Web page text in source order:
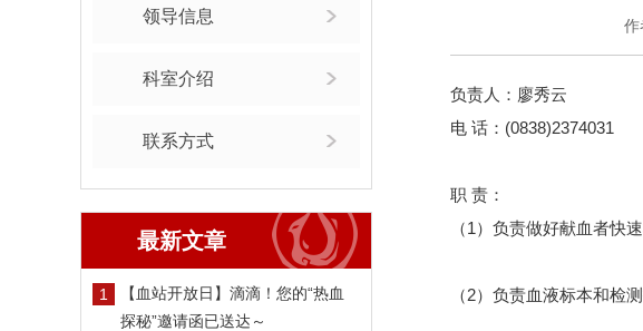
领导信息
科室介绍
联系方式
最新文章
1
【血站开放日】滴滴！您的“热血
探秘”邀请函已送达～
负责人：廖秀云
电 话：(0838)2374031
职 责：
（1）负责做好献血者快
（2）负责血液标本和检